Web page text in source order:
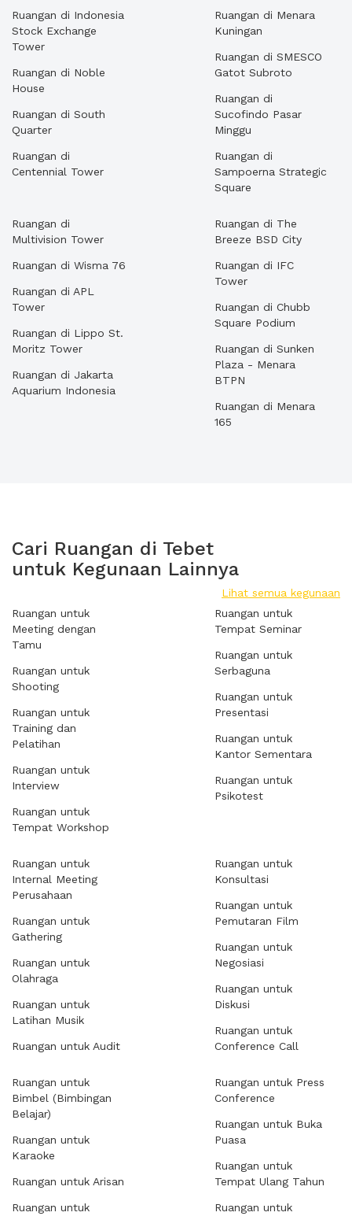
Ruangan di Indonesia
Stock Exchange
Tower
Ruangan di Noble
House
Ruangan di South
Quarter
Ruangan di
Centennial Tower
Ruangan di Menara
Kuningan
Ruangan di SMESCO
Gatot Subroto
Ruangan di
Sucofindo Pasar
Minggu
Ruangan di
Sampoerna Strategic
Square
Ruangan di
Multivision Tower
Ruangan di Wisma 76
Ruangan di APL
Tower
Ruangan di Lippo St.
Moritz Tower
Ruangan di Jakarta
Aquarium Indonesia
Ruangan di The
Breeze BSD City
Ruangan di IFC
Tower
Ruangan di Chubb
Square Podium
Ruangan di Sunken
Plaza - Menara
BTPN
Ruangan di Menara
165
Cari Ruangan di Tebet
untuk Kegunaan Lainnya
Lihat semua kegunaan
Ruangan untuk
Meeting dengan
Tamu
Ruangan untuk
Shooting
Ruangan untuk
Training dan
Pelatihan
Ruangan untuk
Interview
Ruangan untuk
Tempat Workshop
Ruangan untuk
Tempat Seminar
Ruangan untuk
Serbaguna
Ruangan untuk
Presentasi
Ruangan untuk
Kantor Sementara
Ruangan untuk
Psikotest
Ruangan untuk
Internal Meeting
Perusahaan
Ruangan untuk
Gathering
Ruangan untuk
Olahraga
Ruangan untuk
Latihan Musik
Ruangan untuk Audit
Ruangan untuk
Konsultasi
Ruangan untuk
Pemutaran Film
Ruangan untuk
Negosiasi
Ruangan untuk
Diskusi
Ruangan untuk
Conference Call
Ruangan untuk
Bimbel (Bimbingan
Belajar)
Ruangan untuk
Karaoke
Ruangan untuk Arisan
Ruangan untuk
Ruangan untuk Press
Conference
Ruangan untuk Buka
Puasa
Ruangan untuk
Tempat Ulang Tahun
Ruangan untuk